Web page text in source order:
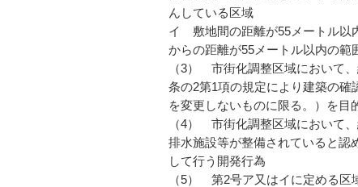
んしている区域
イ 敷地間の距離が55メートル以
からの距離が55メートル以内の範
（3） 市街化調整区域において
条の2第1項の規定により建築の
を変更しないものに限る。）を目
（4） 市街化調整区域において
排水施設等が整備されていると認
して行う開発行為
（5） 第2号ア又はイに定める区